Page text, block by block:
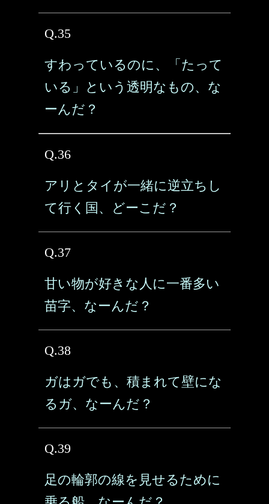
Q.35
すわっているのに、「たって
いる」という透明なもの、な
ーんだ？
Q.36
アリとタイが一緒に逆立ちし
て行く国、どーこだ？
Q.37
甘い物が好きな人に一番多い
苗字、なーんだ？
Q.38
ガはガでも、積まれて壁にな
るガ、なーんだ？
Q.39
足の輪郭の線を見せるために